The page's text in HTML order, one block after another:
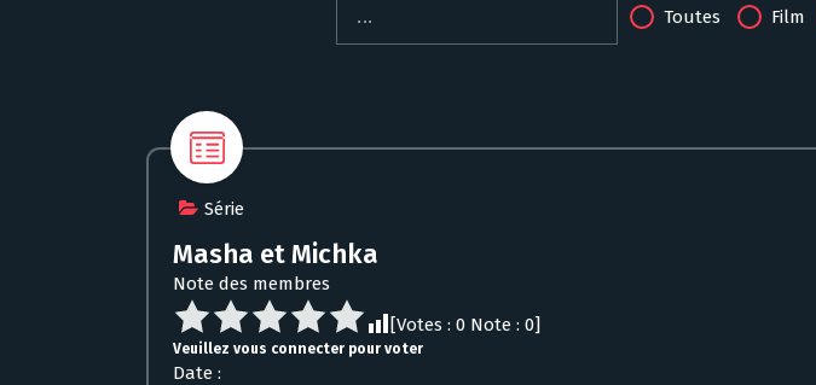
Toutes Film
Série
Masha et Michka
Note des membres
[Votes : 0 Note : 0]
Veuillez vous connecter pour voter
Date :